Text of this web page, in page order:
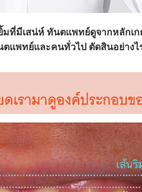
มที่มีเสน่ห์ ทันตแพทย์ดูจากหลักเ
แพทย์และคนทั่วไป ตัดสินอย่างไ